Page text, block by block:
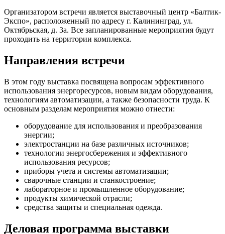
Организатором встречи является выставочный центр «Балтик-
Экспо», расположенный по адресу г. Калининград, ул.
Октябрьская, д. 3а. Все запланированные мероприятия будут
проходить на территории комплекса.
Направления встречи
В этом году выставка посвящена вопросам эффективного
использования энергоресурсов, новым видам оборудования,
технологиям автоматизации, а также безопасности труда. К
основным разделам мероприятия можно отнести:
оборудование для использования и преобразования
энергии;
электростанции на базе различных источников;
технологии энергосбережения и эффективного
использования ресурсов;
приборы учета и системы автоматизации;
сварочные станции и станкостроение;
лабораторное и промышленное оборудование;
продукты химической отрасли;
средства защиты и специальная одежда.
Деловая программа выставки